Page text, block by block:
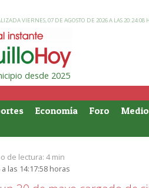
VIERNES, 07 DE AGOSTO DE 2026 A LAS 20:24:08
desde 2025
Economía Foro
de lectura: 4 min
las 14:17:58 horas